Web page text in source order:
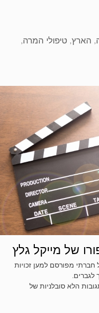
, הארץ,טיפולי המרה,
של מייקל גלץ
חברתי מפורסם למען זכויות
לגברים.
הלא סובלניות של